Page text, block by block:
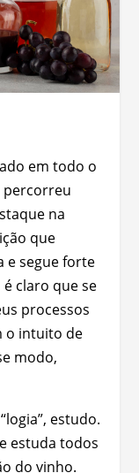
em todo o
percorreu
na
que
e segue forte
claro que se
processos
o intuito de
modo,
estudo.
estuda todos
do vinho.